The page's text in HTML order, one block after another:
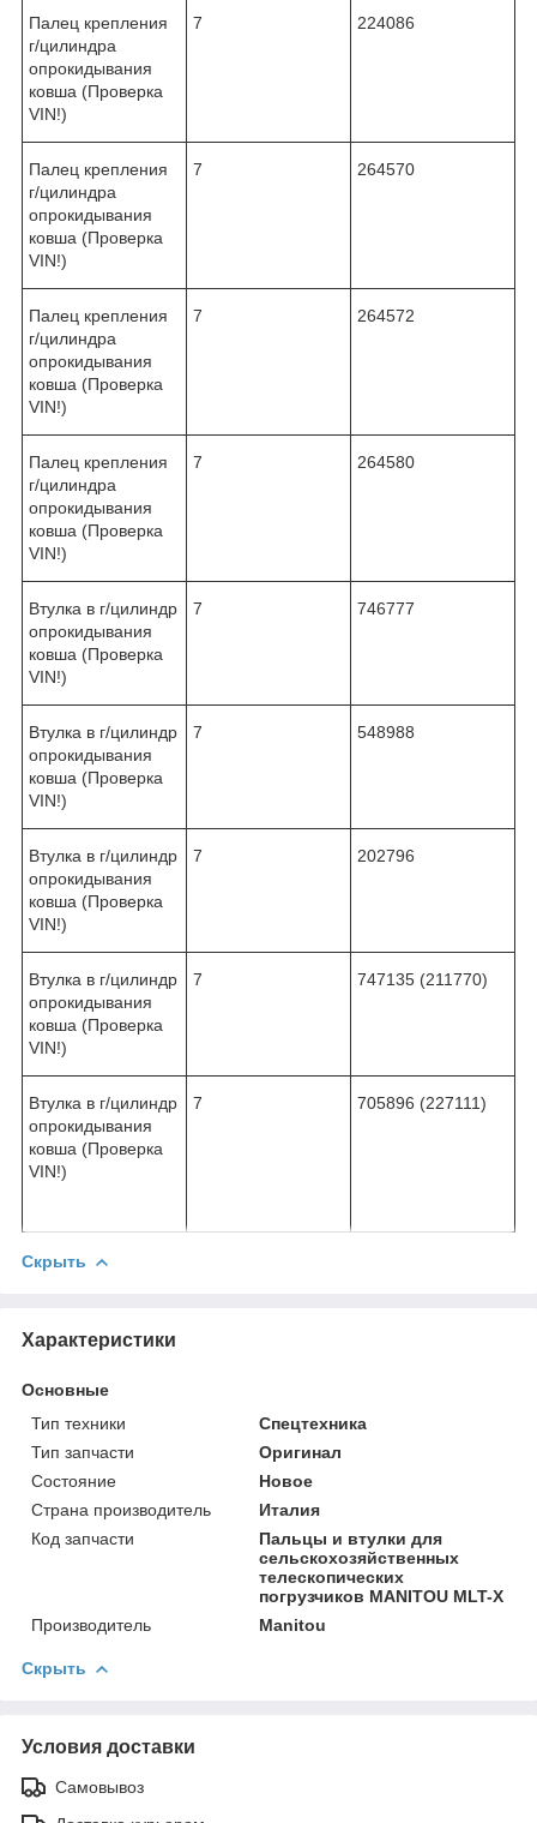
Палец крепления
г/цилиндра
опрокидывания
ковша (Проверка
VIN!)
7 224086
Палец крепления
г/цилиндра
опрокидывания
ковша (Проверка
VIN!)
7 264570
Палец крепления
г/цилиндра
опрокидывания
ковша (Проверка
VIN!)
7 264572
Палец крепления
г/цилиндра
опрокидывания
ковша (Проверка
VIN!)
7 264580
Втулка в г/цилиндр
опрокидывания
ковша (Проверка
VIN!)
7 746777
Втулка в г/цилиндр
опрокидывания
ковша (Проверка
VIN!)
7 548988
Втулка в г/цилиндр
опрокидывания
ковша (Проверка
VIN!)
7 202796
Втулка в г/цилиндр
опрокидывания
ковша (Проверка
VIN!)
7 747135 (211770)
Втулка в г/цилиндр
опрокидывания
ковша (Проверка
VIN!)
7 705896 (227111)
Скрыть
Характеристики
Основные
Тип техники
Спецтехника
Тип запчасти
Оригинал
Состояние
Новое
Страна производитель
Италия
Код запчасти
Пальцы и втулки для
сельскохозяйственных
телескопических
погрузчиков MANITOU MLT-X
Производитель
Manitou
Скрыть
Условия доставки
Самовывоз